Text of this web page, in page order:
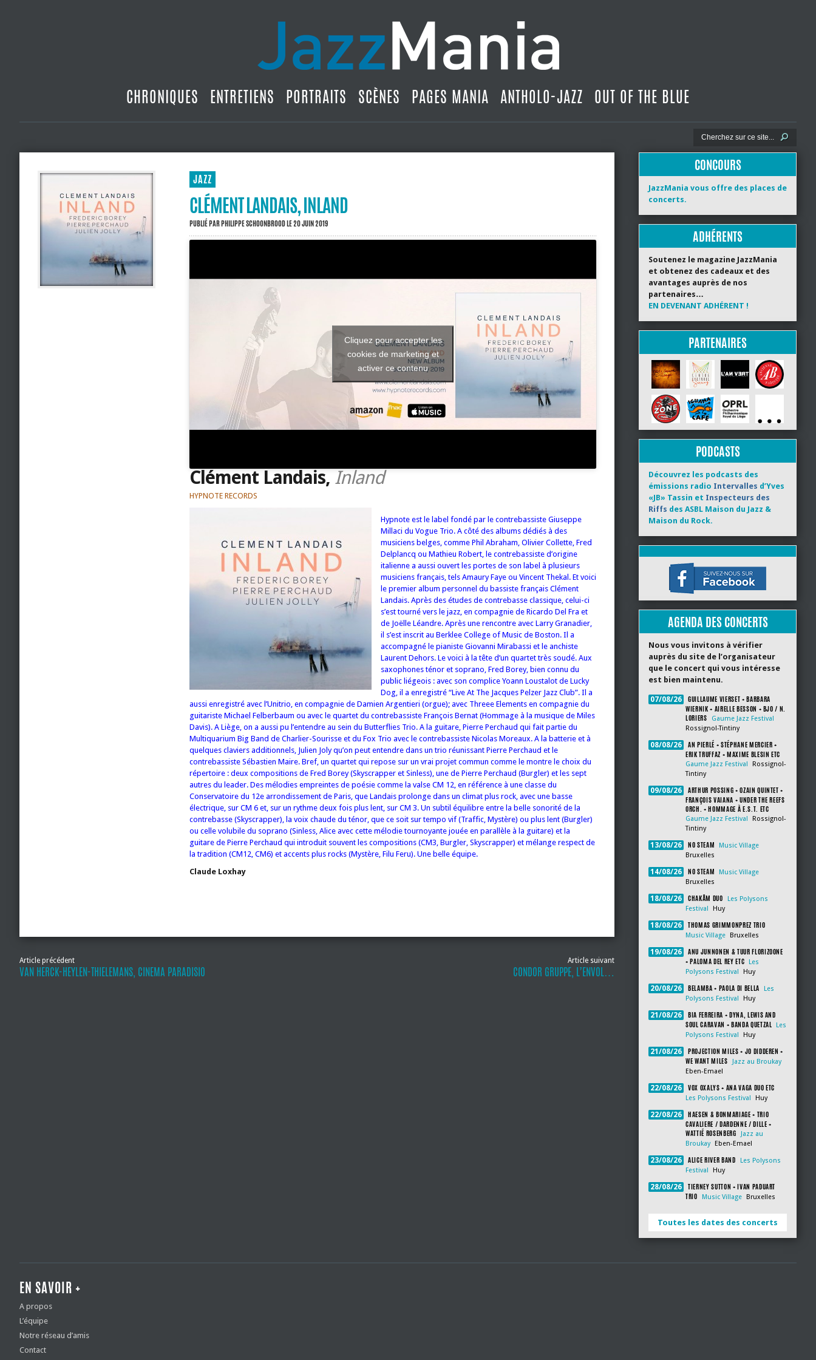
CHRONIQUES ENTRETIENS PORTRAITS SCÈNES PAGES MANIA ANTHOLO-JAZZ OUT OF THE BLUE
JAZZ
CLÉMENT LANDAIS, INLAND
PUBLIÉ PARPHILIPPE SCHOONBROODLE 20 JUIN 2019
Cliquez pour accepter les
cookies de marketing et
activer ce contenu
Clément Landais, Inland
HYPNOTE RECORDS
Hypnote est le label fondé par le contrebassiste Giuseppe
Millaci du Vogue Trio. A côté des albums dédiés à des
musiciens belges, comme Phil Abraham, Olivier Collette, Fred
Delplancq ou Mathieu Robert, le contrebassiste d’origine
italienne a aussi ouvert les portes de son label à plusieurs
musiciens français, tels Amaury Faye ou Vincent Thekal. Et voici
le premier album personnel du bassiste français Clément
Landais. Après des études de contrebasse classique, celui-ci
s’est tourné vers le jazz, en compagnie de Ricardo Del Fra et
de Joëlle Léandre. Après une rencontre avec Larry Granadier,
il s’est inscrit au Berklee College of Music de Boston. Il a
accompagné le pianiste Giovanni Mirabassi et le anchiste
Laurent Dehors. Le voici à la tête d’un quartet très soudé. Aux
saxophones ténor et soprano, Fred Borey, bien connu du
public liégeois : avec son complice Yoann Loustalot de Lucky
Dog, il a enregistré “Live At The Jacques Pelzer Jazz Club”. Il a
aussi enregistré avec l’Unitrio, en compagnie de Damien Argentieri (orgue); avec Threee Elements en compagnie du
guitariste Michael Felberbaum ou avec le quartet du contrebassiste François Bernat (Hommage à la musique de Miles
Davis). A Liège, on a aussi pu l’entendre au sein du Butterflies Trio. A la guitare, Pierre Perchaud qui fait partie du
Multiquarium Big Band de Charlier-Sourisse et du Fox Trio avec le contrebassiste Nicolas Moreaux. A la batterie et à
quelques claviers additionnels, Julien Joly qu’on peut entendre dans un trio réunissant Pierre Perchaud et le
contrebassiste Sébastien Maire. Bref, un quartet qui repose sur un vrai projet commun comme le montre le choix du
répertoire : deux compositions de Fred Borey (Skyscrapper et Sinless), une de Pierre Perchaud (Burgler) et les sept
autres du leader. Des mélodies empreintes de poésie comme la valse CM 12, en référence à une classe du
Conservatoire du 12e arrondissement de Paris, que Landais prolonge dans un climat plus rock, avec une basse
électrique, sur CM 6 et, sur un rythme deux fois plus lent, sur CM 3. Un subtil équilibre entre la belle sonorité de la
contrebasse (Skyscrapper), la voix chaude du ténor, que ce soit sur tempo vif (Traffic, Mystère) ou plus lent (Burgler)
ou celle volubile du soprano (Sinless, Alice avec cette mélodie tournoyante jouée en parallèle à la guitare) et la
guitare de Pierre Perchaud qui introduit souvent les compositions (CM3, Burgler, Skyscrapper) et mélange respect de
la tradition (CM12, CM6) et accents plus rocks (Mystère, Filu Feru). Une belle équipe.
Claude Loxhay
Article précédent
VAN HERCK-HEYLEN-THIELEMANS, CINEMA PARADISIO
Article suivant
CONDOR GRUPPE, L’ENVOL…
CONCOURS
JazzMania vous offre des places de
concerts.
ADHÉRENTS
Soutenez le magazine JazzMania
et obtenez des cadeaux et des
avantages auprès de nos
partenaires…
EN DEVENANT ADHÉRENT !
PARTENAIRES
PODCASTS
Découvrez les podcasts des
émissions radio Intervalles d’Yves
«JB» Tassin et Inspecteurs des
Riffs des ASBL Maison du Jazz &
Maison du Rock.
AGENDA DES CONCERTS
Nous vous invitons à vérifier
auprès du site de l’organisateur
que le concert qui vous intéresse
est bien maintenu.
07/08/26
GUILLAUME VIERSET + BARBARA
WIERNIK + AIRELLE BESSON + BJO / N.
LORIERS
Gaume Jazz Festival
Rossignol-Tintiny
08/08/26
AN PIERLÉ + STÉPHANE MERCIER +
ERIK TRUFFAZ + MAXIME BLESIN ETC
Gaume Jazz Festival
Rossignol-
Tintiny
09/08/26
ARTHUR POSSING + OZAIN QUINTET +
FRANÇOIS VAIANA + UNDER THE REEFS
ORCH. + HOMMAGE À E.S.T. ETC
Gaume Jazz Festival
Rossignol-
Tintiny
13/08/26 NO STEAM
Music Village
Bruxelles
14/08/26 NO STEAM
Music Village
Bruxelles
18/08/26 CHAKÂM DUO
Les Polysons
Festival
Huy
18/08/26 THOMAS GRIMMONPREZ TRIO
Music Village Bruxelles
19/08/26
ANU JUNNONEN & TUUR FLORIZOONE
+ PALOMA DEL REY ETC
Les
Polysons Festival
Huy
20/08/26 BELAMBA + PAOLA DI BELLA
Les
Polysons Festival
Huy
21/08/26
BIA FERREIRA + DYNA, LEWIS AND
SOUL CARAVAN + BANDA QUETZAL
Les
Polysons Festival
Huy
21/08/26
PROJECTION MILES + JO DIDDEREN +
WE WANT MILES
Jazz au Broukay
Eben-Emael
22/08/26 VOX OXALYS + ANA VAGA DUO ETC
Les Polysons Festival Huy
22/08/26
HAESEN & BONMARIAGE + TRIO
CAVALIERE / DARDENNE / DILLE +
WATTIÉ ROSENBERG
Jazz au
Broukay
Eben-Emael
23/08/26 ALICE RIVER BAND
Les Polysons
Festival
Huy
28/08/26
TIERNEY SUTTON + IVAN PADUART
TRIO
Music Village Bruxelles
Toutes les dates des concerts
EN SAVOIR +
A propos
L’équipe
Notre réseau d’amis
Contact